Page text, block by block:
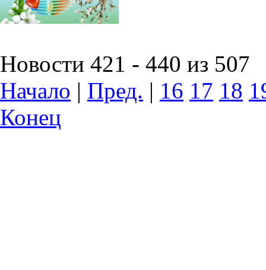
Новости 421 - 440 из 507
Начало | Пред. | 16 17 18
Конец